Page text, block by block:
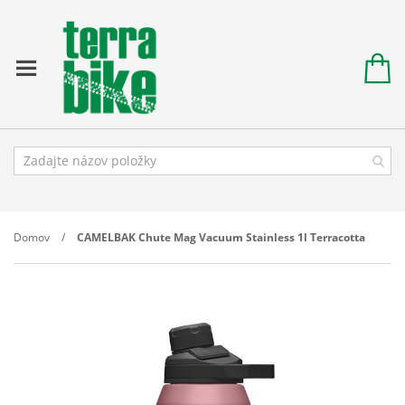
Domov CAMELBAK Chute Mag Vacuum Stainless 1l Terracotta